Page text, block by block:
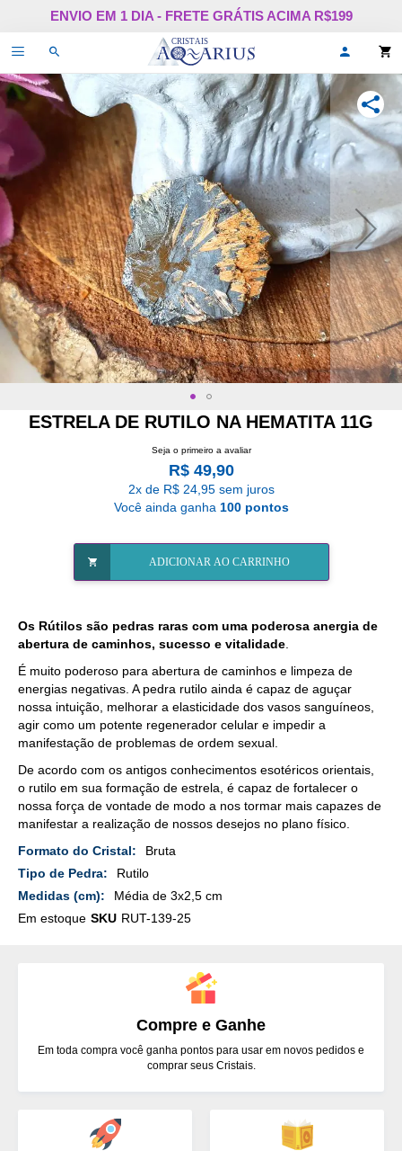
Pular
o
conteúdo
ENVIO EM 1 DIA - FRETE GRÁTIS ACIMA R$199
Alternar
navegação
login
ou
se!
ESTRELA DE RUTILO NA HEMATITA 11G
Seja o primeiro a avaliar
R$ 49,90
2x de R$ 24,95 sem juros
Você ainda ganha 100 pontos
ADICIONAR AO CARRINHO
Os Rútilos são pedras raras com uma poderosa anergia de
abertura de caminhos, sucesso e vitalidade
É muito poderoso para abertura de caminhos e limpeza de
energias negativas. A pedra rutilo ainda é capaz de aguçar
nossa intuição, melhorar a elasticidade dos vasos sanguíneos,
agir como um potente regenerador celular e impedir a
manifestação de problemas de ordem sexual.
De acordo com os antigos conhecimentos esotéricos orientais,
o rutilo em sua formação de estrela, é capaz de fortalecer o
nossa força de vontade de modo a nos tormar mais capazes de
manifestar a realização de nossos desejos no plano físico.
Mais
Detalhes
Bruta
Rutilo
Média de 3x2,5 cm
Em estoque SKU RUT-139-25
Compre e Ganhe
Em toda compra você ganha pontos para usar em novos pedidos e
comprar seus Cristais.